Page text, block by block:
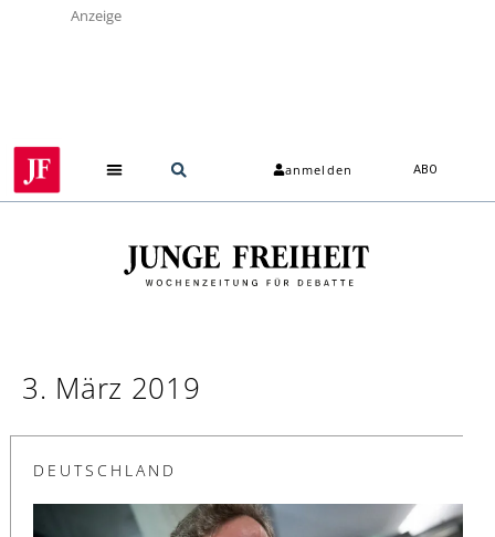
Anzeige
anmelden ABO
3. März 2019
DEUTSCHLAND